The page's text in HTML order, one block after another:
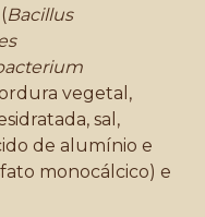
Bacillus
vegetal,
sal,
de alumínio e
monocálcico) e